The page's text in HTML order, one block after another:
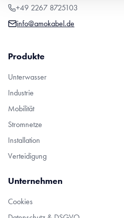
+49 2267 8725103
info@amokabel.de
Produkte
Unterwasser
Industrie
Mobilität
Stromnetze
Installation
Verteidigung
Unternehmen
Cookies